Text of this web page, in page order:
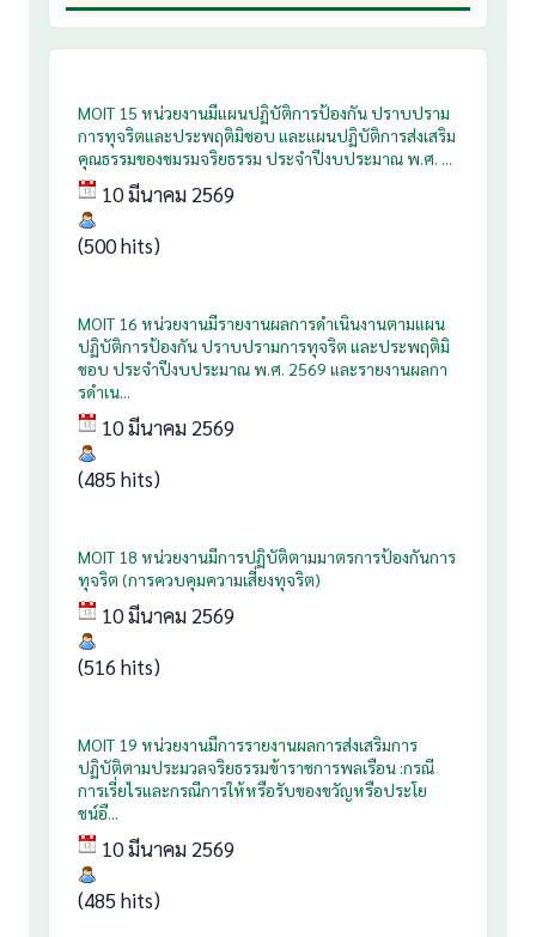
MOIT 15 หน่วยงานมีแผนปฏิบัติการป้องกัน ปราบปราม
การทุจริตและประพฤติมิชอบ และแผนปฏิบัติการส่งเสริม
คุณธรรมของชมรมจริยธรรม ประจำปีงบประมาณ พ.ศ. ...
10 มีนาคม 2569
(500 hits)
MOIT 16 หน่วยงานมีรายงานผลการดำเนินงานตามแผน
ปฏิบัติการป้องกัน ปราบปรามการทุจริต และประพฤติมิ
ชอบ ประจำปีงบประมาณ พ.ศ. 2569 และรายงานผลกา
รดำเน...
10 มีนาคม 2569
(485 hits)
MOIT 18 หน่วยงานมีการปฏิบัติตามมาตรการป้องกันการ
ทุจริต (การควบคุมความเสี่ยงทุจริต)
10 มีนาคม 2569
(516 hits)
MOIT 19 หน่วยงานมีการรายงานผลการส่งเสริมการ
ปฏิบัติตามประมวลจริยธรรมข้าราชการพลเรือน :กรณี
การเรี่ยไรและกรณีการให้หรือรับของขวัญหรือประโย
ชน์อื...
10 มีนาคม 2569
(485 hits)